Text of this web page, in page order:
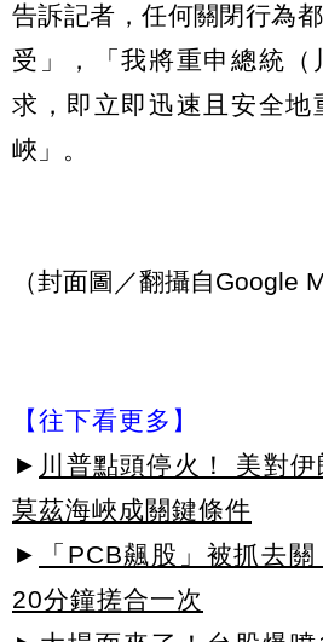
告訴記者，任何關閉行為
受」，「我將重申總統（
求，即立即迅速且安全地
峽」。
（封面圖／翻攝自Google
【往下看更多】
► 川普點頭停火！ 美對
莫茲海峽成關鍵條件
►
「PCB飆股」被抓去
20分鐘搓合一次